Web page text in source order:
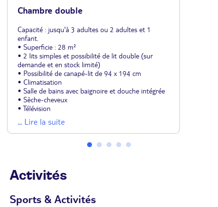
Chambre double
Capacité : jusqu'à 3 adultes ou 2 adultes et 1
enfant.
• Superficie : 28 m²
• 2 lits simples et possibilité de lit double (sur
demande et en stock limité)
• Possibilité de canapé-lit de 94 x 194 cm
• Climatisation
• Salle de bains avec baignoire et douche intégrée
• Sèche-cheveux
• Télévision
• Mini-réfrigérateur (vide)
• Coffre-fort (payant)
• Wifi
• Balcon ou terrasse de 10 m²
... Lire la suite
Activités
Sports & Activités